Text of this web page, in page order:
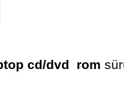
cd/dvd rom